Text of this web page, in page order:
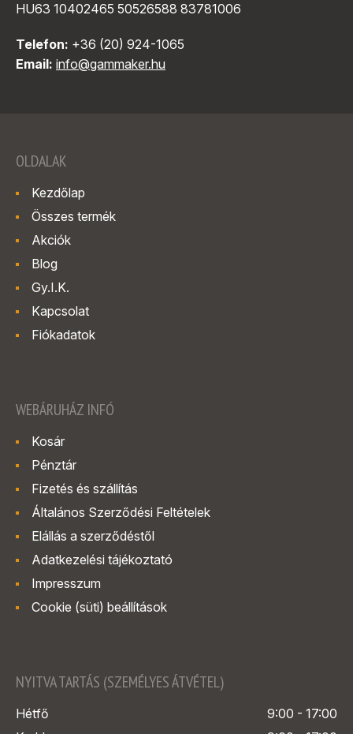
HU63 10402465 50526588 83781006
Telefon: +36 (20) 924-1065
Email: info@gammaker.hu
OLDALAK
Kezdőlap
Összes termék
Akciók
Blog
Gy.I.K.
Kapcsolat
Fiókadatok
WEBÁRUHÁZ INFÓ
Kosár
Pénztár
Fizetés és szállítás
Általános Szerződési Feltételek
Elállás a szerződéstől
Adatkezelési tájékoztató
Impresszum
Cookie (süti) beállítások
NYITVA TARTÁS (SZEMÉLYES ÁTVÉTEL)
Hétfő
9:00 - 17:00